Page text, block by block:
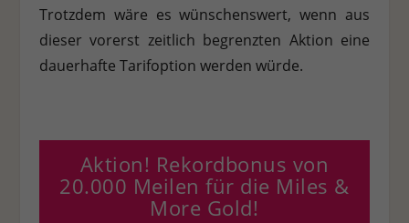
Trotzdem wäre es wünschenswert, wenn aus
dieser vorerst zeitlich begrenzten Aktion eine
dauerhafte Tarifoption werden würde.
Aktion! Rekordbonus von
20.000 Meilen für die Miles &
More Gold!